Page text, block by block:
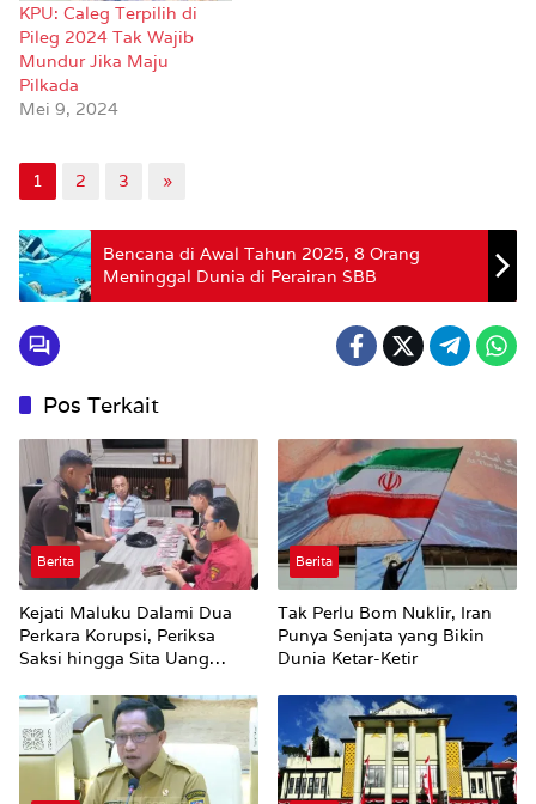
KPU: Caleg Terpilih di
Pileg 2024 Tak Wajib
Mundur Jika Maju
Pilkada
Mei 9, 2024
1 2 3 »
Bencana di Awal Tahun 2025, 8 Orang
Meninggal Dunia di Perairan SBB
Pos Terkait
Berita
Kejati Maluku Dalami Dua
Perkara Korupsi, Periksa
Saksi hingga Sita Uang
Berita
Tak Perlu Bom Nuklir, Iran
Punya Senjata yang Bikin
Dunia Ketar-Ketir